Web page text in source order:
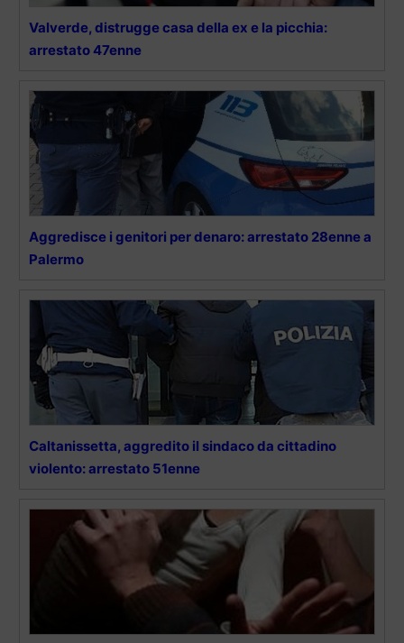
Valverde, distrugge casa della ex e la picchia:
arrestato 47enne
Aggredisce i genitori per denaro: arrestato 28enne a
Palermo
Caltanissetta, aggredito il sindaco da cittadino
violento: arrestato 51enne